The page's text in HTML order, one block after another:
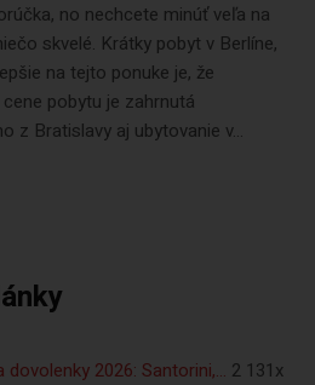
no nechcete minúť veľa na
skvelé. Krátky pobyt v Berlíne,
na tejto ponuke je, že
pobytu je zahrnutá
z Bratislavy aj ubytovanie v...
dovolenky 2026: Santorini,… 2 131x